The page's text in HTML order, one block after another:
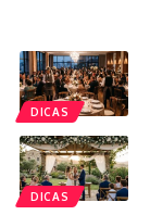
DICAS
DICAS